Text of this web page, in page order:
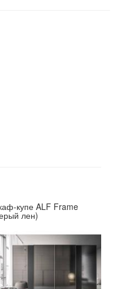
купе ALF Frame
лен)